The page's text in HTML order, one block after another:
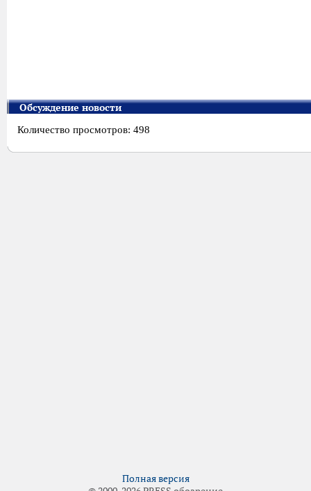
Обсуждение новости
Количество просмотров: 498
Полная версия